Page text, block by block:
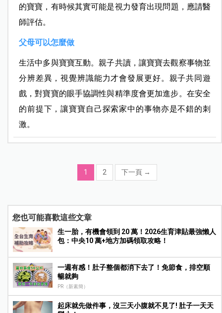
的寶寶，有時候其實可能是視力發育出現問題，應請醫
師評估。
父母可以怎麼做
生活中多與寶寶互動。親子共讀，讓寶寶去觀察事物並
分辨差異，視覺辨識能力才會發展更好。親子共同遊
戲，對寶寶的眼手協調性與精準度會更加進步。在安全
的前提下，讓寶寶自己探索家中的事物亦是不錯的刺
激。
1 2 下一頁 →
您也可能喜歡這些文章
生一胎，有機會領到 20 萬！2026生育津貼最強懶人
包：中央10 萬+地方加碼領取攻略！
一週有感！肚子整個都消下去了！免節食，排空順
暢就夠
PR（新素簡）
起床就先做件事，沒三天小腹就不見了! 肚子一天天